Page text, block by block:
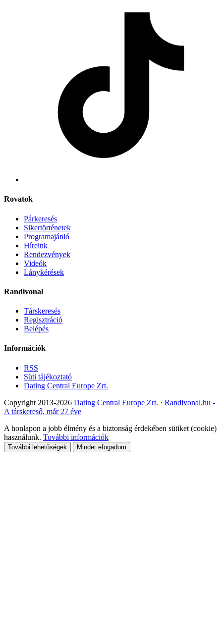
Rovatok
Párkeresés
Sikertörténetek
Programajánló
Híreink
Rendezvények
Videók
Lánykérések
Randivonal
Társkeresés
Regisztráció
Belépés
Információk
RSS
Süti tájékoztató
Dating Central Europe Zrt.
Copyright 2013-2026 Dating Central Europe Zrt. · Randivonal.hu -
A társkereső, már 27 éve
A honlapon a jobb élmény és a biztonság érdekében sütiket (cookie)
használunk. További információk
További lehetőségek Mindet efogadom